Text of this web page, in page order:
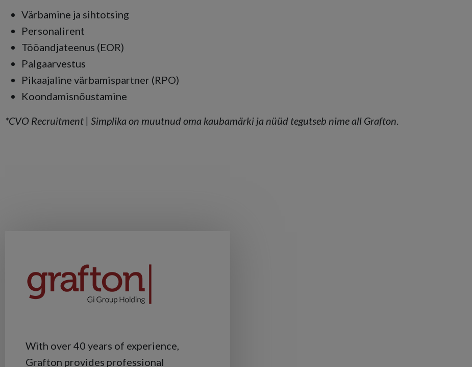
Värbamine ja sihtotsing
Personalirent
Tööandjateenus (EOR)
Palgaarvestus
Pikaajaline värbamispartner (RPO)
Koondamisnõustamine
*CVO Recruitment | Simplika on muutnud oma kaubamärki ja nüüd tegutseb nime all Grafton
With over 40 years of experience,
Grafton provides professional